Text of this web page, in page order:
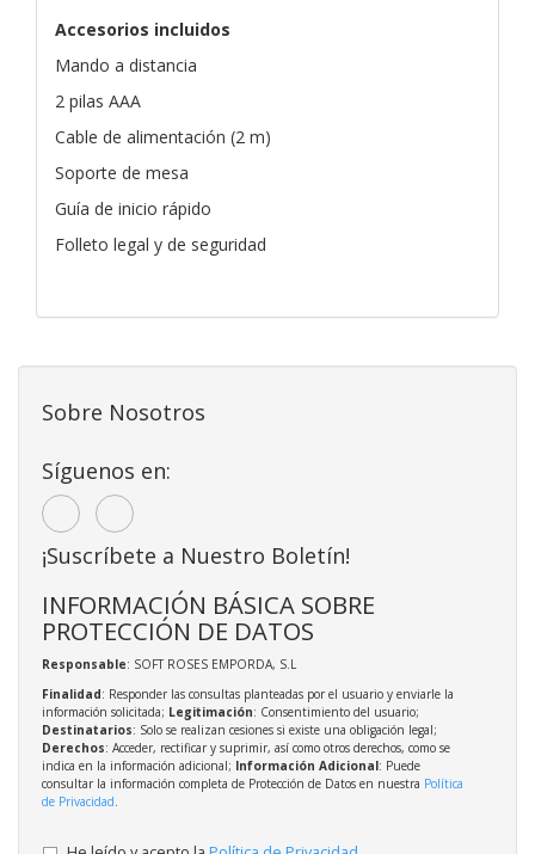
Accesorios incluidos
Mando a distancia
2 pilas AAA
Cable de alimentación (2 m)
Soporte de mesa
Guía de inicio rápido
Folleto legal y de seguridad
Sobre Nosotros
Síguenos en:
¡Suscríbete a Nuestro Boletín!
INFORMACIÓN BÁSICA SOBRE
PROTECCIÓN DE DATOS
Responsable: SOFT ROSES EMPORDA, S.L
Finalidad: Responder las consultas planteadas por el usuario y enviarle la
información solicitada; Legitimación: Consentimiento del usuario;
Destinatarios: Solo se realizan cesiones si existe una obligación legal;
Derechos: Acceder, rectificar y suprimir, así como otros derechos, como se
indica en la información adicional; Información Adicional: Puede
consultar la información completa de Protección de Datos en nuestra Política
de Privacidad